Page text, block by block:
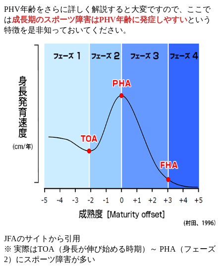
PHV年齢をさらに詳しく解説すると大変ですので、ここで
は成長期のスポーツ障害はPHV年齢に発症しやすいという
特徴を是非知っておいてください。
JFAのサイトから引用
※ 実際はTOA（身長が伸び始める時期）～ PHA（フェーズ
2）にスポーツ障害が多い